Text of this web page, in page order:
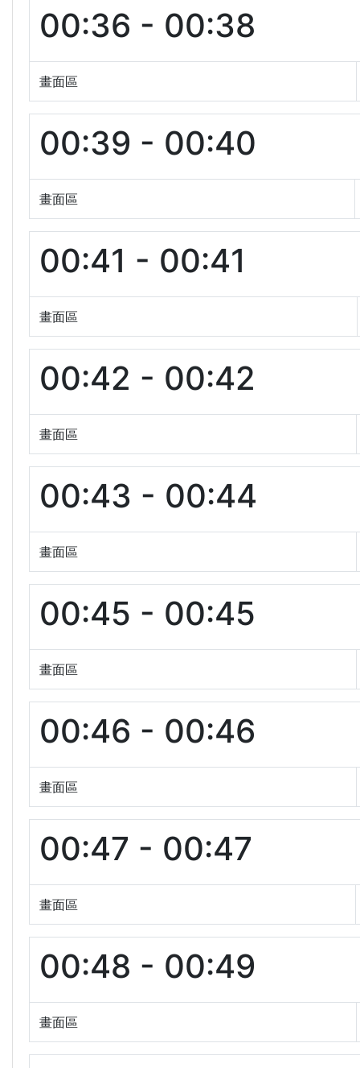
00:36 - 00:38
畫面區
00:39 - 00:40
畫面區
00:41 - 00:41
畫面區
00:42 - 00:42
畫面區
00:43 - 00:44
畫面區
00:45 - 00:45
畫面區
00:46 - 00:46
畫面區
00:47 - 00:47
畫面區
00:48 - 00:49
畫面區